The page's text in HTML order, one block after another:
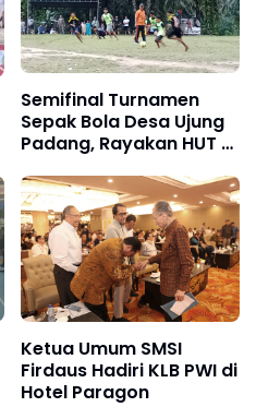
Semifinal Turnamen
Sepak Bola Desa Ujung
Padang, Rayakan HUT RI
Ketua Umum SMSI
Firdaus Hadiri KLB PWI di
Hotel Paragon